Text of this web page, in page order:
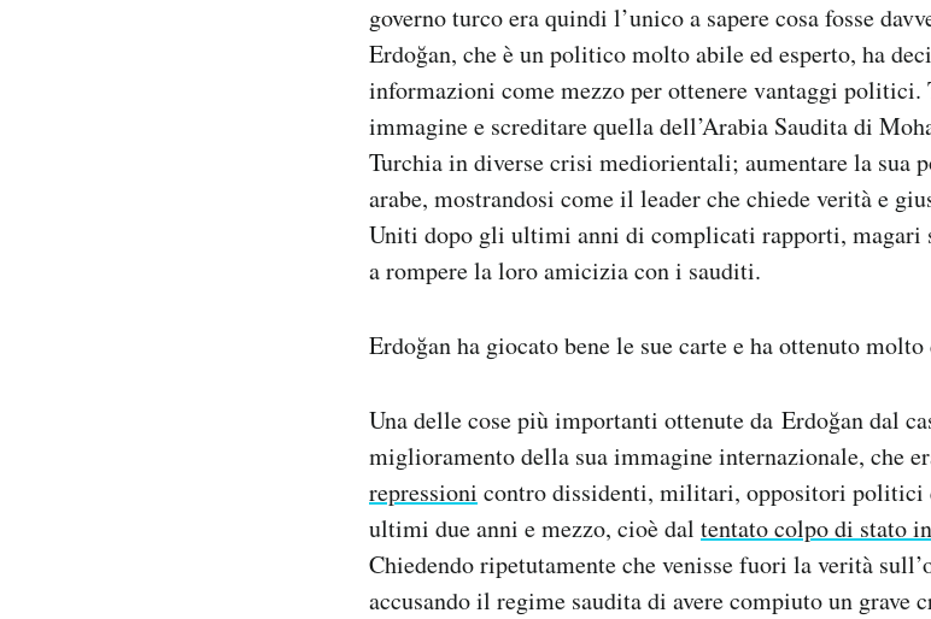
governo turco era quindi l’unico a sapere cosa fosse
Erdoğan, che è un politico molto abile ed esperto, ha
informazioni come mezzo per ottenere vantaggi
immagine e screditare quella dell’Arabia Saudita di
Turchia in diverse crisi mediorientali; aumentare la sua
arabe, mostrandosi come il leader che chiede verità e
Uniti dopo gli ultimi anni di complicati rapporti, magari
a rompere la loro amicizia con i sauditi.
Erdoğan ha giocato bene le sue carte e ha ottenuto
Una delle cose più importanti ottenute da Erdoğan dal
miglioramento della sua immagine internazionale, che
repressioni contro dissidenti, militari, oppositori politici
ultimi due anni e mezzo, cioè dal tentato colpo di stato
Chiedendo ripetutamente che venisse fuori la verità
accusando il regime saudita di avere compiuto un grave